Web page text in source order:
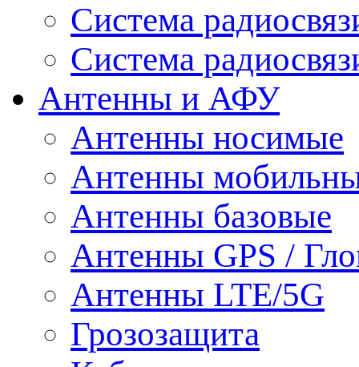
Система
Система
Антенны и АФУ
Антенны носимые
Антенны
Антенны базовые
Антенны GPS /
Антенны LTE/5G
Грозозащита